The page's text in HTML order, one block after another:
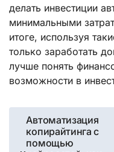
делать инвестиции
минимальными
итоге, используя
только заработать
лучше понять
возможности в
Навигация
по
Автоматизация
копирайтинга с
помощью